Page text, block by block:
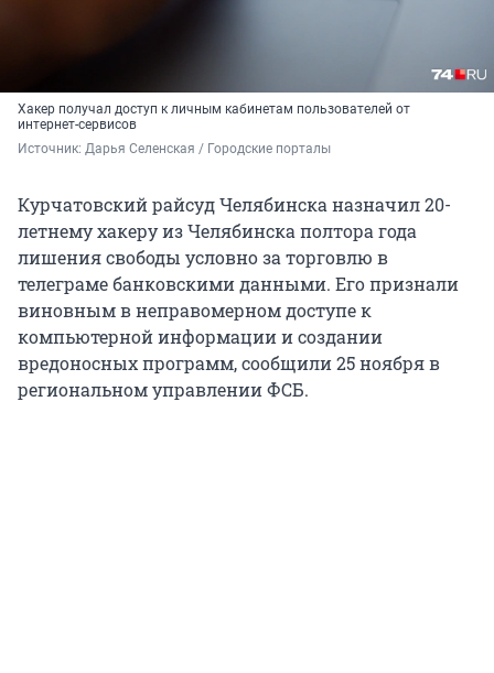
Хакер получал доступ к личным кабинетам пользователей от
интернет-сервисов
Источник: Дарья Селенская / Городские порталы
Курчатовский райсуд Челябинска назначил 20-
летнему хакеру из Челябинска полтора года
лишения свободы условно за торговлю в
телеграме банковскими данными. Его признали
виновным в неправомерном доступе к
компьютерной информации и создании
вредоносных программ, сообщили 25 ноября в
региональном управлении ФСБ.